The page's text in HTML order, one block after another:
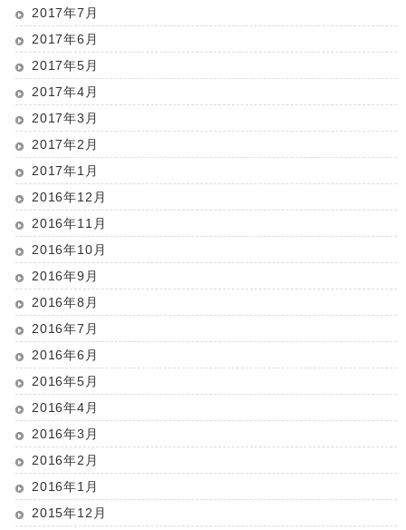
2017年7月
2017年6月
2017年5月
2017年4月
2017年3月
2017年2月
2017年1月
2016年12月
2016年11月
2016年10月
2016年9月
2016年8月
2016年7月
2016年6月
2016年5月
2016年4月
2016年3月
2016年2月
2016年1月
2015年12月